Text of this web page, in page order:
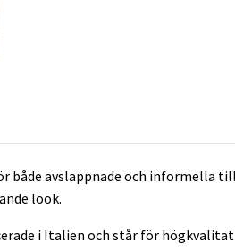
avslappnade och informella
look.
i Italien och står för